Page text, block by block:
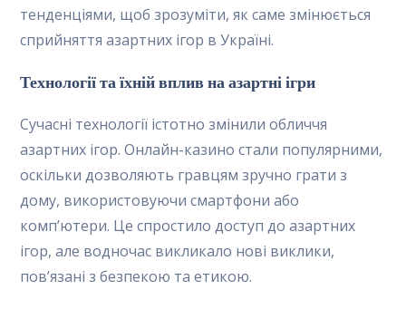
тенденціями, щоб зрозуміти, як саме змінюється
сприйняття азартних ігор в Україні.
Технології та їхній вплив на азартні ігри
Сучасні технології істотно змінили обличчя
азартних ігор. Онлайн-казино стали популярними,
оскільки дозволяють гравцям зручно грати з
дому, використовуючи смартфони або
комп’ютери. Це спростило доступ до азартних
ігор, але водночас викликало нові виклики,
пов’язані з безпекою та етикою.